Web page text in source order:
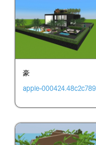
豪
apple-000424.48c2c789